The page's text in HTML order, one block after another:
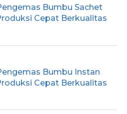
Bumbu Sachet
Cepat Berkualitas
Bumbu Instan
Cepat Berkualitas